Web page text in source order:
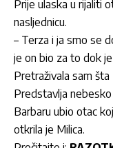
Prije ulaska u rijaliti
nasljednicu.
– Terza i ja smo se
je on bio za to dok
Pretraživala sam šta
Predstavlja
Barbaru ubio otac
otkrila je Milica.